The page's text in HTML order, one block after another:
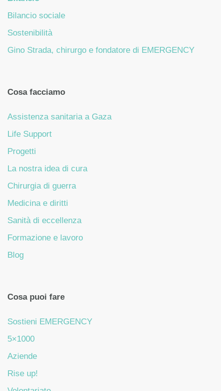
Bilancio sociale
Sostenibilità
Gino Strada, chirurgo e fondatore di EMERGENCY
Cosa facciamo
Assistenza sanitaria a Gaza
Life Support
Progetti
La nostra idea di cura
Chirurgia di guerra
Medicina e diritti
Sanità di eccellenza
Formazione e lavoro
Blog
Cosa puoi fare
Sostieni EMERGENCY
5×1000
Aziende
Rise up!